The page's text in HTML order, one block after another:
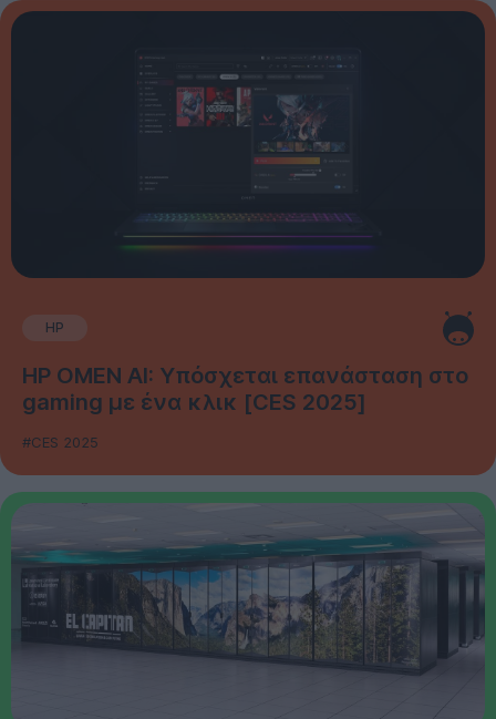
HP
HP OMEN AI: Υπόσχεται επανάσταση στο
gaming με ένα κλικ [CES 2025]
#CES 2025